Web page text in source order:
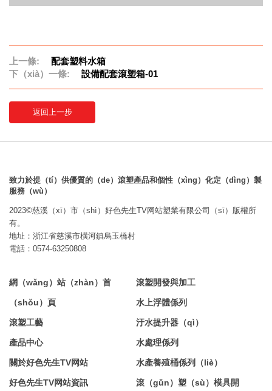
上一條:
配套塑料水箱
下（xià）一條:
設備配套滾塑箱-01
返回上一步
致力於提（tí）供優質的（de）滾塑產品和個性（xìng）化定（dìng）製
服務（wù）
2023©慈溪（xī）市（shì）好色先生TV网站塑業有限公司（sī）版權所
有。
地址：浙江省慈溪市橫河鎮烏玉橋村
電話：0574-63250808
網（wǎng）站（zhàn）首
（shǒu）頁
滾塑工藝
產品中心
關於好色先生TV网站
好色先生TV网站資訊
滾塑開發與加工
水上浮體係列
汙水提升器（qì）
水處理係列
水產養殖桶係列（liè）
滾（gǔn）塑（sù）模具開